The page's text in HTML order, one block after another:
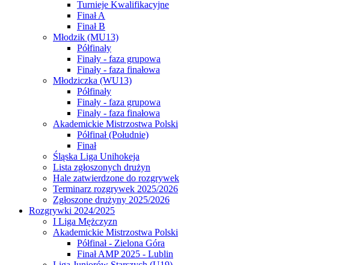
Turnieje Kwalifikacyjne
Finał A
Finał B
Młodzik (MU13)
Półfinały
Finały - faza grupowa
Finały - faza finałowa
Młodziczka (WU13)
Półfinały
Finały - faza grupowa
Finały - faza finałowa
Akademickie Mistrzostwa Polski
Półfinał (Południe)
Finał
Śląska Liga Unihokeja
Lista zgłoszonych drużyn
Hale zatwierdzone do rozgrywek
Terminarz rozgrywek 2025/2026
Zgłoszone drużyny 2025/2026
Rozgrywki 2024/2025
I Liga Mężczyzn
Akademickie Mistrzostwa Polski
Półfinał - Zielona Góra
Finał AMP 2025 - Lublin